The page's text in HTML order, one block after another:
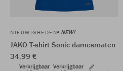
NIEUWIGHEDEN NEW!
JAKO T-shirt Sonic damesmaten
34,99 €
Verkrijgbaar Verkrijgbaar